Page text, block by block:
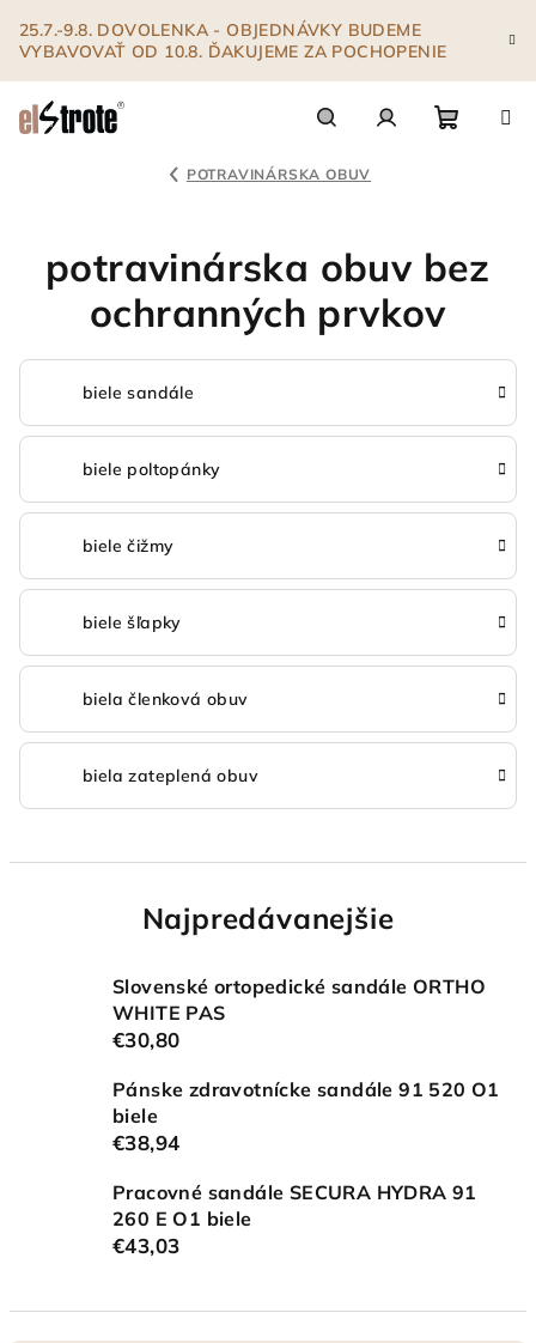
obsah
25.7.-9.8. DOVOLENKA - OBJEDNÁVKY BUDEME
VYBAVOVAŤ OD 10.8. ĎAKUJEME ZA POCHOPENIE
POTRAVINÁRSKA OBUV
potravinárska obuv bez
ochranných prvkov
biele sandále
biele poltopánky
biele čižmy
biele šľapky
biela členková obuv
biela zateplená obuv
Najpredávanejšie
Slovenské ortopedické sandále ORTHO
WHITE PAS
€30,80
Pánske zdravotnícke sandále 91 520 O1
biele
€38,94
Pracovné sandále SECURA HYDRA 91
260 E O1 biele
€43,03